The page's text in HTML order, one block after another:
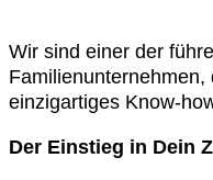
Wir sind einer der
einzigartiges Know-
Der Einstieg in Dein